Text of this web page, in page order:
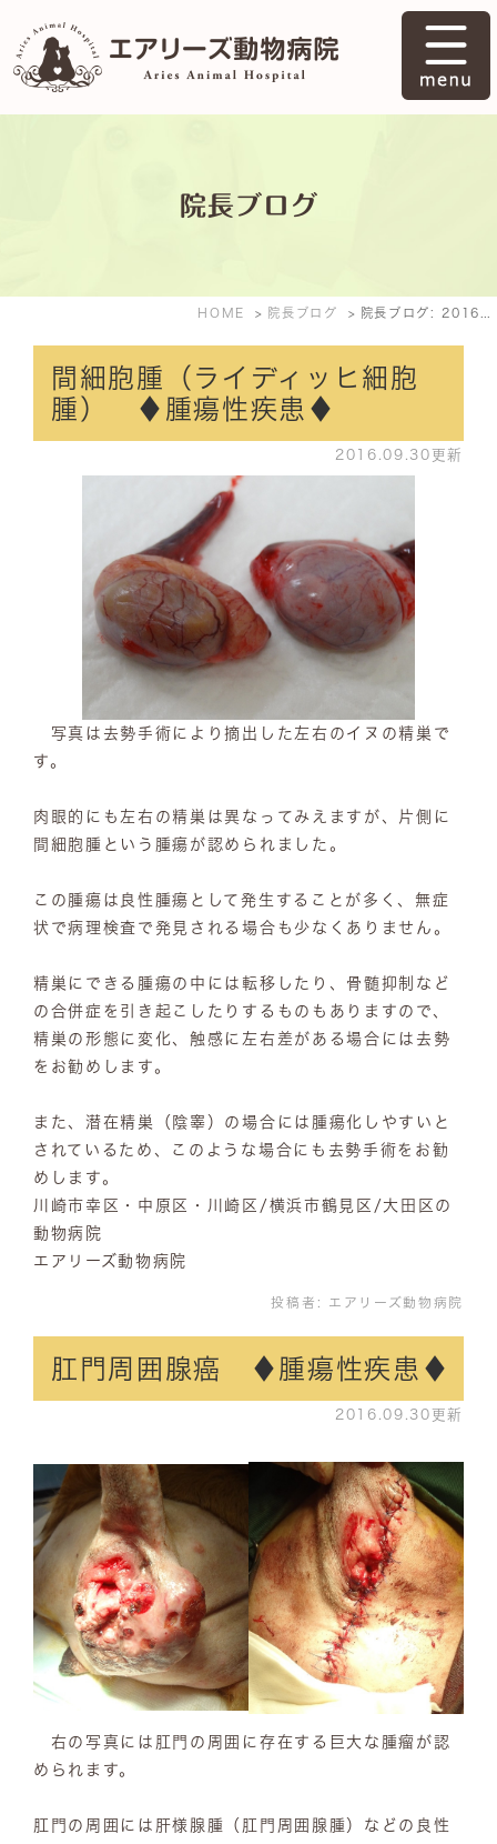
院長ブログ
HOME 院長ブログ
間細胞腫（ライディッヒ細胞
腫） ♦腫瘍性疾患♦
2016.09.30更新
写真は去勢手術により摘出した左右のイヌの精巣で
す。
肉眼的にも左右の精巣は異なってみえますが、片側に
間細胞腫という腫瘍が認められました。
この腫瘍は良性腫瘍として発生することが多く、無症
状で病理検査で発見される場合も少なくありません。
精巣にできる腫瘍の中には転移したり、骨髄抑制など
の合併症を引き起こしたりするものもありますので、
精巣の形態に変化、触感に左右差がある場合には去勢
をお勧めします。
また、潜在精巣（陰睾）の場合には腫瘍化しやすいと
されているため、このような場合にも去勢手術をお勧
めします。
川崎市幸区・中原区・川崎区/横浜市鶴見区/大田区の
動物病院
エアリーズ動物病院
投稿者: エアリーズ動物病院
肛門周囲腺癌 ♦腫瘍性疾患♦
2016.09.30更新
右の写真には肛門の周囲に存在する巨大な腫瘤が認
められます。
肛門の周囲には肝様腺腫（肛門周囲腺腫）などの良性